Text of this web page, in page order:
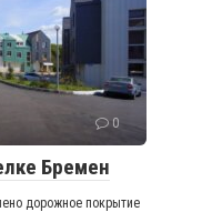
0
Бремен
дорожное покрытие